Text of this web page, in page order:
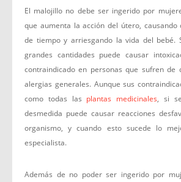
El malojillo no debe ser ingerido por
que aumenta la acción del útero, causando
de tiempo y arriesgando la vida del bebé.
grandes cantidades puede causar
contraindicado en personas que sufren de
alergias generales. Aunque sus
como todas las plantas medicinales, si
desmedida puede causar reacciones
organismo, y cuando esto sucede lo
especialista.
Además de no poder ser ingerido por